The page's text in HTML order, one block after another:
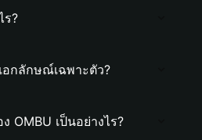
ร?
อกลักษณ์เฉพาะตัว?
OMBU เป็นอย่างไร?